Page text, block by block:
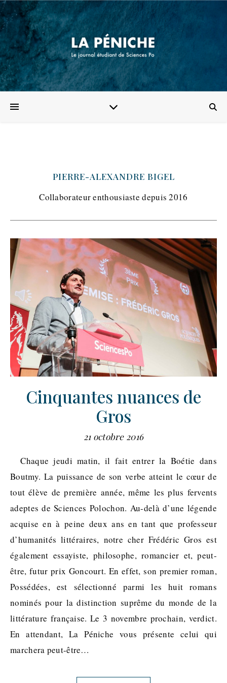
PIERRE-ALEXANDRE BIGEL
Collaborateur enthousiaste depuis 2016
Cinquantes nuances de
Gros
21 octobre 2016
Chaque jeudi matin, il fait entrer la Boétie dans
Boutmy. La puissance de son verbe atteint le cœur de
tout élève de première année, même les plus fervents
adeptes de Sciences Polochon. Au-delà d’une légende
acquise en à peine deux ans en tant que professeur
d’humanités littéraires, notre cher Frédéric Gros est
également essayiste, philosophe, romancier et, peut-
être, futur prix Goncourt. En effet, son premier roman,
Possédées, est sélectionné parmi les huit romans
nominés pour la distinction suprême du monde de la
littérature française. Le 3 novembre prochain, verdict.
En attendant, La Péniche vous présente celui qui
marchera peut-être…